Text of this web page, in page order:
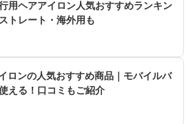
行用ヘアアイロン人気おすすめランキン
トレート・海外用も
ロンの人気おすすめ商品｜モバイルバ
える！口コミもご紹介